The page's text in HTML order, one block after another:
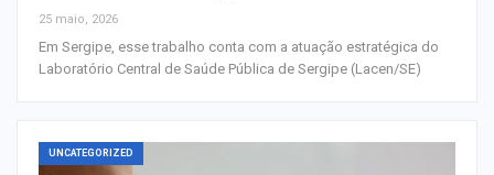
25 maio, 2026
Em Sergipe, esse trabalho conta com a atuação estratégica do
Laboratório Central de Saúde Pública de Sergipe (Lacen/SE)
UNCATEGORIZED